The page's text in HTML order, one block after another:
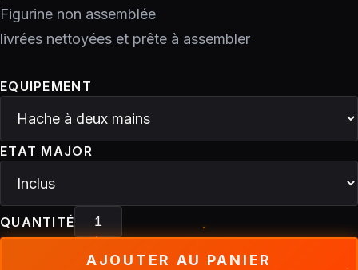
Figurine non assemblée
livrées nettoyées et prête à assembler
EQUIPEMENT
ETAT MAJOR
QUANTITÉ
AJOUTER AU PANIER